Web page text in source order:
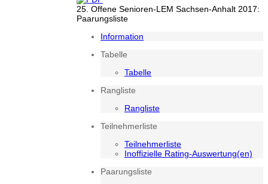
25. Offene Senioren-LEM Sachsen-Anhalt 2017:
Paarungsliste
Information
Tabelle
Tabelle
Rangliste
Rangliste
Teilnehmerliste
Teilnehmerliste
Inoffizielle Rating-Auswertung(en)
Paarungsliste